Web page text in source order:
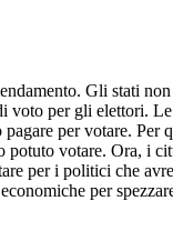
Gli stati
voto per gli elettori. Le
per votare. Per
potuto votare. Ora, i
per i politici che
per